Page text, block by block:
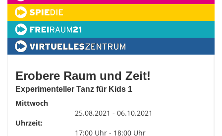
Erobere Raum und Zeit!
Experimenteller Tanz für Kids 1
Mittwoch
25.08.2021 - 06.10.2021
Uhrzeit:
17:00 Uhr - 18:00 Uhr